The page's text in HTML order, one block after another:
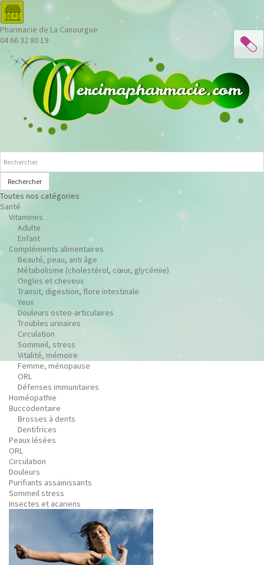
Pharmacie de La Canourgue
04 66 32 80 19
Rechercher
Toutes nos catégories
Santé
Vitamines
Adulte
Enfant
Compléments alimentaires
Beauté, peau, anti âge
Métabolisme (cholestérol, cœur, glycémie)
Ongles et cheveux
Transit, digestion, flore intestinale
Yeux
Douleurs osteo-articulaires
Troubles urinaires
Circulation
Sommeil, stress
Vitalité, mémoire
Femme, ménopause
ORL
Défenses immunitaires
Homéopathie
Buccodentaire
Brosses à dents
Dentifrices
Peaux lésées
ORL
Circulation
Douleurs
Purifiants assainissants
Sommeil stress
Insectes et acariens